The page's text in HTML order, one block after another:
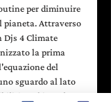
per diminuire
Attraverso
Djs 4 Climate
la prima
del
sguardo al lato
ambientale.